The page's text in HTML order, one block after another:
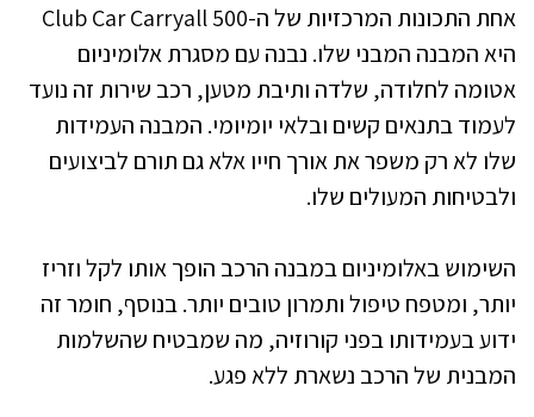
אחת התכונות המרכזיות של ה-Club Car Carryall 500
היא המבנה המבני שלו. נבנה עם מסגרת אלומיניום
אטומה לחלודה, שלדה ותיבת מטען, רכב שירות זה נועד
לעמוד בתנאים קשים ובלאי יומיומי. המבנה העמידות
שלו לא רק משפר את אורך חייו אלא גם תורם לביצועים
ולבטיחות המעולים שלו.
השימוש באלומיניום במבנה הרכב הופך אותו לקל וזריז
יותר, ומטפח טיפול ותמרון טובים יותר. בנוסף, חומר זה
ידוע בעמידותו בפני קורוזיה, מה שמבטיח שהשלמות
המבנית של הרכב נשארת ללא פגע.